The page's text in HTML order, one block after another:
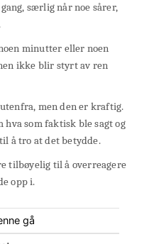
særlig når noe sårer,
minutter eller noen
ikke blir styrt av ren
men den er kraftig.
som faktisk ble sagt og
å tro at det betydde.
tilbøyelig til å overreagere
opp i.
gå